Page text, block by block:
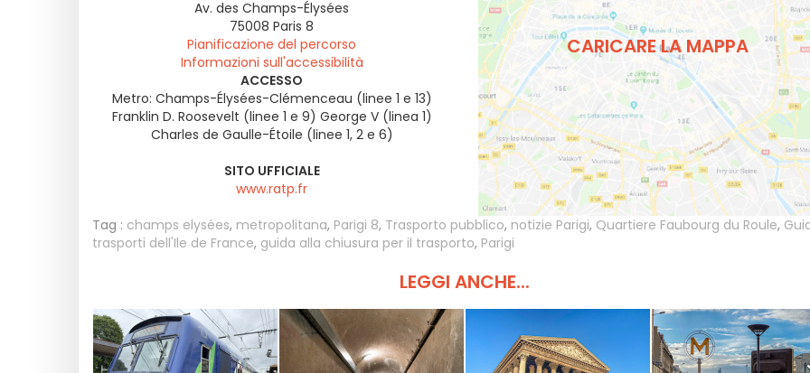
Av. des Champs-Élysées
75008 Paris 8
Pianificazione del percorso
Informazioni sull'accessibilità
ACCESSO
Metro: Champs-Élysées-Clémenceau (linee 1 e 13)
Franklin D. Roosevelt (linee 1 e 9) George V (linea 1)
Charles de Gaulle-Étoile (linee 1, 2 e 6)
SITO UFFICIALE
www.ratp.fr
CARICARE LA MAPPA
Tag : champs elysées, metropolitana, Parigi 8, Trasporto pubblico, notizie Parigi, Quartiere Faubourg du Roule,
trasporti dell'Ile de France, guida alla chiusura per il trasporto, Parigi
LEGGI ANCHE...